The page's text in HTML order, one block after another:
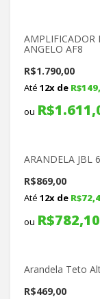
AMPLIFICADOR
ANGELO AF8
R$1.790,00
Até 12x de R$
ou R$
ARANDELA JBL
R$869,00
Até 12x de R$
ou R$782,10
Arandela Teto
R$469,00